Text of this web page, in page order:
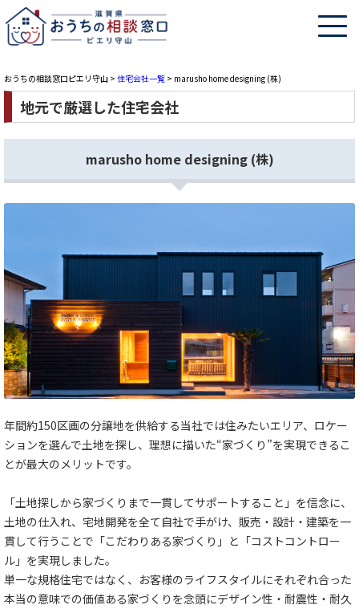
おうちの相談窓口ピエリ守山 > 住宅会社一覧 > marusho home designing (株)
地元で厳選した住宅会社
marusho home designing (株)
年間約150区画の分譲地を供給する当社では住みたいエリア、ロケー
ションを選んで土地を探し、理想に描いた“家づくり”を実現できるこ
とが最大のメリットです。
「土地探しから家づくりまで一貫してサポートすること」を信念に、
土地の仕入れ、宅地開発を全て自社で手がけ、販売・設計・建築を一
貫して行うことで「こだわりある家づくり」と「コストコントロー
ル」を実現しました。
単一な規格住宅ではなく、お客様のライフスタイルにそれぞれ合った
本当の意味での価値ある家づくりを念頭にデザイン性・耐震性・耐久